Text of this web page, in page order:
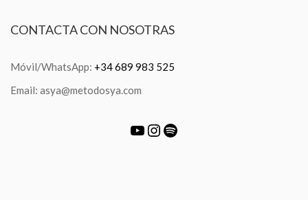
CONTACTACON NOSOTRAS
Móvil/WhatsApp: +34 689 983 525
Email: asya@metodosya.com